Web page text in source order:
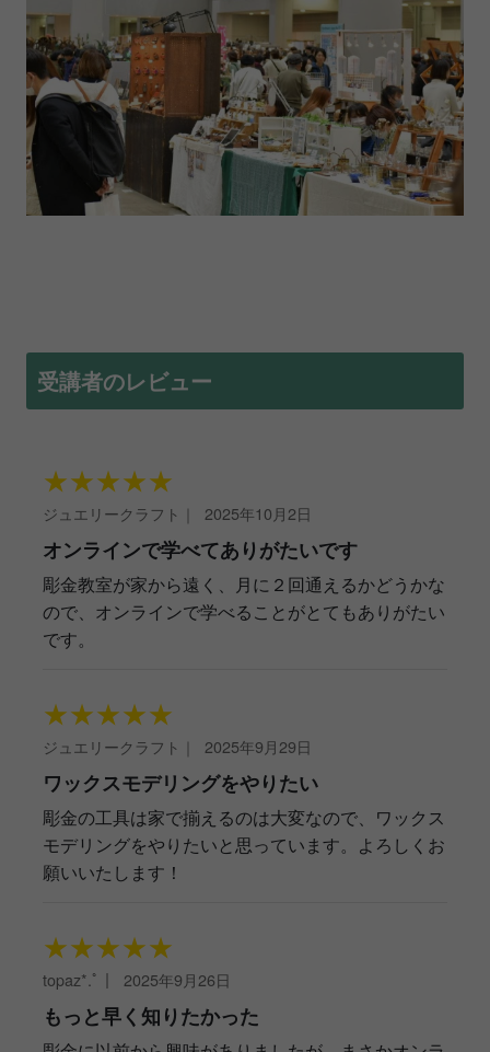
受講者のレビュー
★★★★★
ジュエリークラフト ｜ 2025年10月2日
オンラインで学べてありがたいです
彫金教室が家から遠く、月に２回通えるかどうかな
ので、オンラインで学べることがとてもありがたい
です。
★★★★★
ジュエリークラフト ｜ 2025年9月29日
ワックスモデリングをやりたい
彫金の工具は家で揃えるのは大変なので、ワックス
モデリングをやりたいと思っています。よろしくお
願いいたします！
★★★★★
topaz*.ﾟ ｜ 2025年9月26日
もっと早く知りたかった